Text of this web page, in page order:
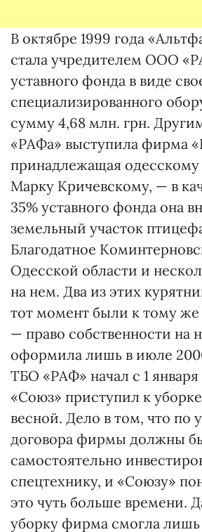
В октябре 1999 года
стала учредителем ООО
уставного фонда в виде
специализированного
сумму 4,68 млн. грн.
«РАФа» выступила фирма
принадлежащая
Марку Кричевскому, — в
35% уставного фонда она
земельный участок
Благодатное
Одесской области и
на нем. Два из этих
тот момент были к тому
— право собственности на
оформила лишь в июле
ТБО «РАФ» начал с 1 января
«Союз» приступил к
весной. Дело в том, что по
договора фирмы должны
самостоятельно
спецтехнику, и «Союзу»
это чуть больше времени.
уборку фирма смогла